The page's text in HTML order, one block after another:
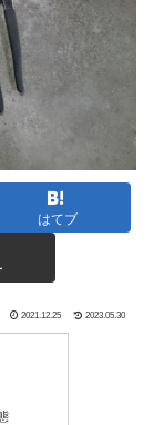
はてブ
2021.12.25 2023.05.30